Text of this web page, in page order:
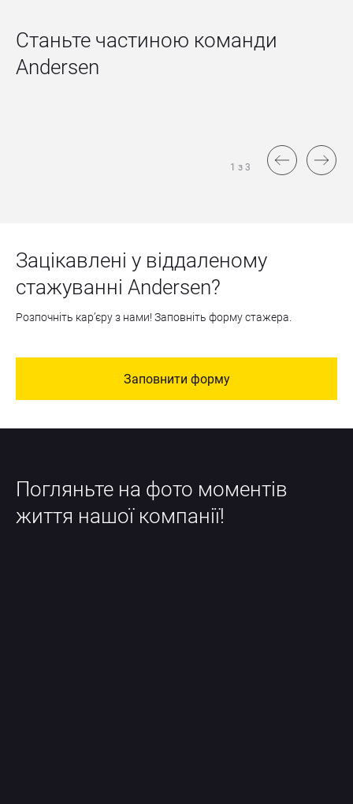
Станьте частиною команди
Andersen
1 з 3
Зацікавлені у віддаленому
стажуванні Andersen?
Розпочніть карʼєру з нами! Заповніть форму стажера.
Заповнити форму
Погляньте на фото моментів
життя нашої компанії!